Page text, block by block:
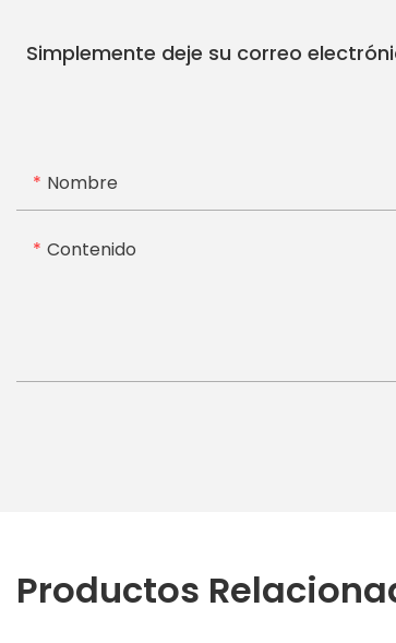
Simplemente deje su correo
Nombre
Contenido
Productos